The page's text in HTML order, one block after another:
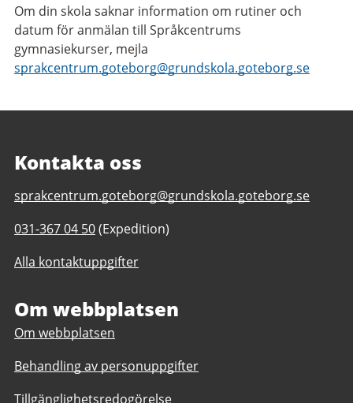
Om din skola saknar information om rutiner och
datum för anmälan till Språkcentrums
gymnasiekurser, mejla
sprakcentrum.goteborg@grundskola.goteborg.se
Kontakta oss
E-
till
Språkcentrum
sprakcentrum.goteborg@grundskola.goteborg.se
Telefonnummer
Språkcentrum
031-367 04 50(Expedition)
Alla kontaktuppgifter
Om webbplatsen
Om webbplatsen
Behandling av personuppgifter
Tillgänglighetsredogörelse